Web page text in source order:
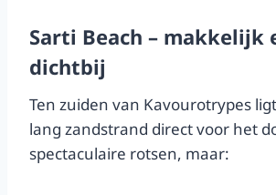
Sarti Beach – makkelijk
dichtbij
Ten zuiden van Kavourotrypes
lang zandstrand direct voor het
spectaculaire rotsen, maar: